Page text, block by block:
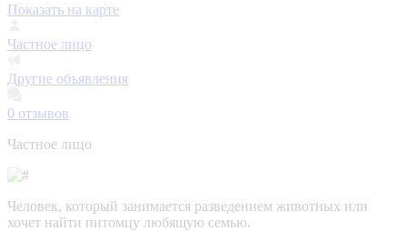
Показать на карте
Частное лицо
Другие объявления
0 отзывов
Частное лицо
Человек, который занимается разведением животных или
хочет найти питомцу любящую семью.